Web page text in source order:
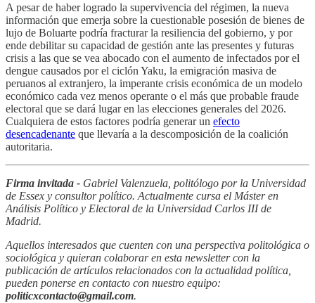
A pesar de haber logrado la supervivencia del régimen, la nueva
información que emerja sobre la cuestionable posesión de bienes de
lujo de Boluarte podría fracturar la resiliencia del gobierno, y por
ende debilitar su capacidad de gestión ante las presentes y futuras
crisis a las que se vea abocado con el aumento de infectados por el
dengue causados por el ciclón Yaku, la emigración masiva de
peruanos al extranjero, la imperante crisis económica de un modelo
económico cada vez menos operante o el más que probable fraude
electoral que se dará lugar en las elecciones generales del 2026.
Cualquiera de estos factores podría generar un efecto
desencadenante que llevaría a la descomposición de la coalición
autoritaria.
Firma invitada - Gabriel Valenzuela, politólogo por la Universidad
de Essex y consultor político. Actualmente cursa el Máster en
Análisis Político y Electoral de la Universidad Carlos III de
Madrid.
Aquellos interesados que cuenten con una perspectiva politológica o
sociológica y quieran colaborar en esta newsletter con la
publicación de artículos relacionados con la actualidad política,
pueden ponerse en contacto con nuestro equipo:
politicxcontacto@gmail.com.